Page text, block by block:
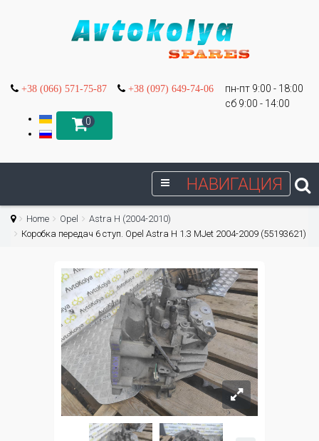
+38 (066) 571-75-87 +38 (097) 649-74-06
пн-пт 9:00 - 18:00
сб 9:00 - 14:00
0
НАВИГАЦИЯ
Home Opel
Astra H (2004-2010)
Коробка передач 6 ступ. Opel Astra H 1.3 MJet 2004-2009 (55193621)